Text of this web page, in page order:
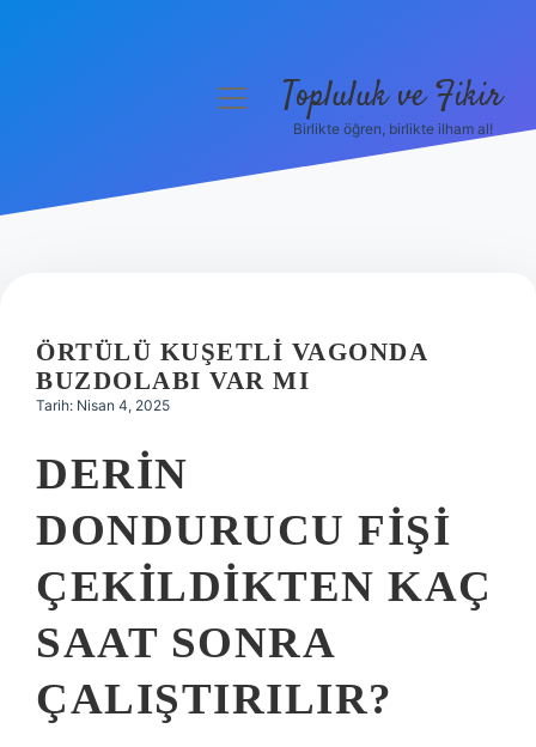
Hakkımızda
menüyüTopluluk ve Fikir
Birlikte öğren, birlikte ilham al!
ÖRTÜLÜ KUŞETLI VAGONDA
BUZDOLABI VAR MI
Tarih: Nisan 4, 2025
DERIN
DONDURUCU FIŞI
ÇEKILDIKTEN KAÇ
SAAT SONRA
ÇALIŞTIRILIR?